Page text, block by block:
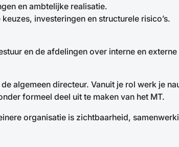
en ambtelijke realisatie.
investeringen en structurele risico’s.
en de afdelingen over interne en
algemeen directeur. Vanuit je rol werk je
formeel deel uit te maken van het MT.
organisatie is zichtbaarheid,